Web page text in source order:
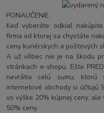
PONAUČENIE.
Keď vyberáte odkiaľ
firma od ktorej sa chystáte
ceny kuriérskych a poštových
A už vôbec nie je na škodu
stránkach e-shopu. Ešte
nevrátia celú sumu,
internetové obchody si účtujú
vo výške 20% kúpnej ceny,
50% ceny.